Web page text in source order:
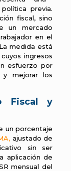
previa.
fiscal, sino
un mercado
en el
medida está
ingresos
esfuerzo por
mejorar los
Fiscal y
un porcentaje
, ajustado de
sin ser
aplicación de
mensual del